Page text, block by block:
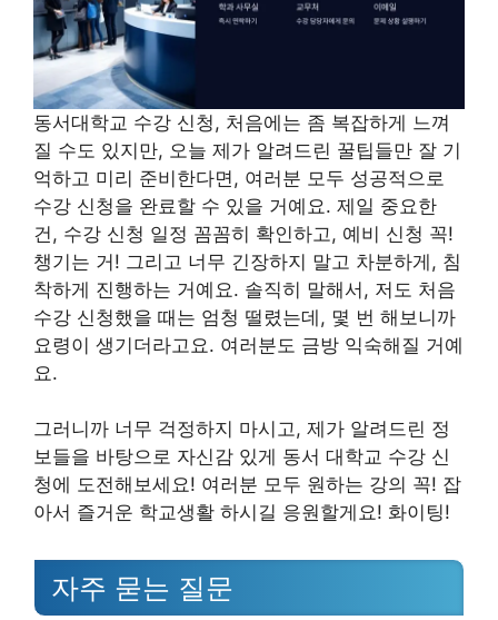
동서대학교 수강 신청, 처음에는 좀 복잡하게 느껴
질 수도 있지만, 오늘 제가 알려드린 꿀팁들만 잘 기
억하고 미리 준비한다면, 여러분 모두 성공적으로
수강 신청을 완료할 수 있을 거예요. 제일 중요한
건, 수강 신청 일정 꼼꼼히 확인하고, 예비 신청 꼭!
챙기는 거! 그리고 너무 긴장하지 말고 차분하게, 침
착하게 진행하는 거예요. 솔직히 말해서, 저도 처음
수강 신청했을 때는 엄청 떨렸는데, 몇 번 해보니까
요령이 생기더라고요. 여러분도 금방 익숙해질 거예
요.
그러니까 너무 걱정하지 마시고, 제가 알려드린 정
보들을 바탕으로 자신감 있게 동서 대학교 수강 신
청에 도전해보세요! 여러분 모두 원하는 강의 꼭! 잡
아서 즐거운 학교생활 하시길 응원할게요! 화이팅!
자주 묻는 질문